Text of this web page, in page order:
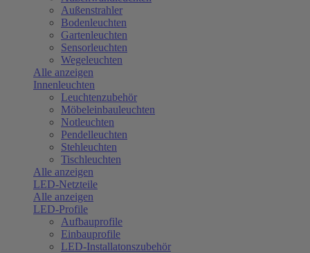
Außenstrahler
Bodenleuchten
Gartenleuchten
Sensorleuchten
Wegeleuchten
Alle anzeigen
Innenleuchten
Leuchtenzubehör
Möbeleinbauleuchten
Notleuchten
Pendelleuchten
Stehleuchten
Tischleuchten
Alle anzeigen
LED-Netzteile
Alle anzeigen
LED-Profile
Aufbauprofile
Einbauprofile
LED-Installatonszubehör